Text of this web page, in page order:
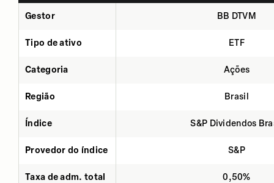
Gestor BB DTVM
Tipo de ativo ETF
Categoria Ações
Região Brasil
Índice S&P Dividendos
Provedor do índice S&P
Taxa de adm. total 0,50%